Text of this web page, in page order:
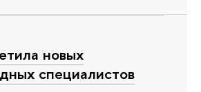
новых
специалистов